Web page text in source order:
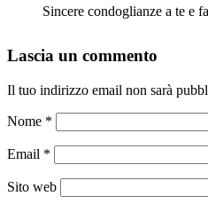
Sincere condoglianze a te e
Lascia un commento
Il tuo indirizzo email non sarà
Nome *
Email *
Sito web